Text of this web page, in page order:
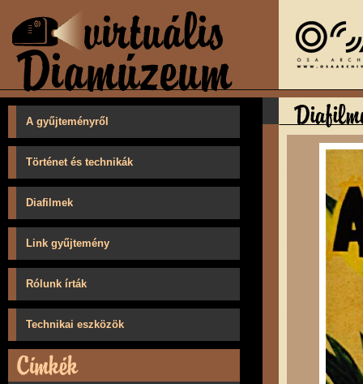
A gyűjteményről
Történet és technikák
Diafilmek
Link gyűjtemény
Rólunk írták
Technikai eszközök